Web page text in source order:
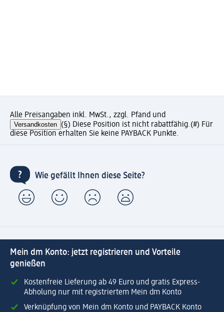
Alle Preisangaben inkl. MwSt., zzgl. Pfand und
Versandkosten (§) Diese Position ist nicht rabattfähig.(#) Für
diese Position erhalten Sie keine PAYBACK Punkte.
Wie gefällt Ihnen diese Seite?
Mein dm Konto: jetzt registrieren und Vorteile
genießen
Kostenfreie Lieferung ab 49 Euro und gratis Express-
Abholung nur mit registriertem Mein dm Konto
Verknüpfung von Mein dm Konto und PAYBACK Konto